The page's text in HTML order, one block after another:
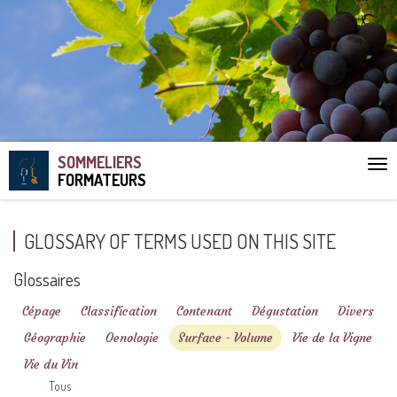
SOMMELIERS
FORMATEURS
GLOSSARY OF TERMS USED ON THIS SITE
Glossaires
Cépage Classification Contenant Dégustation
Divers
Géographie
Oenologie Surface - Volume
Vie de la Vigne
Vie du Vin
Tous